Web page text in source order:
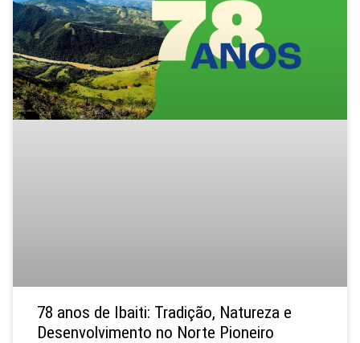
78 anos de Ibaiti: Tradição, Natureza e
Desenvolvimento no Norte Pioneiro